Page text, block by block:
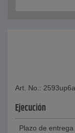
Art. No.:
Ejecución
Plazo de entrega